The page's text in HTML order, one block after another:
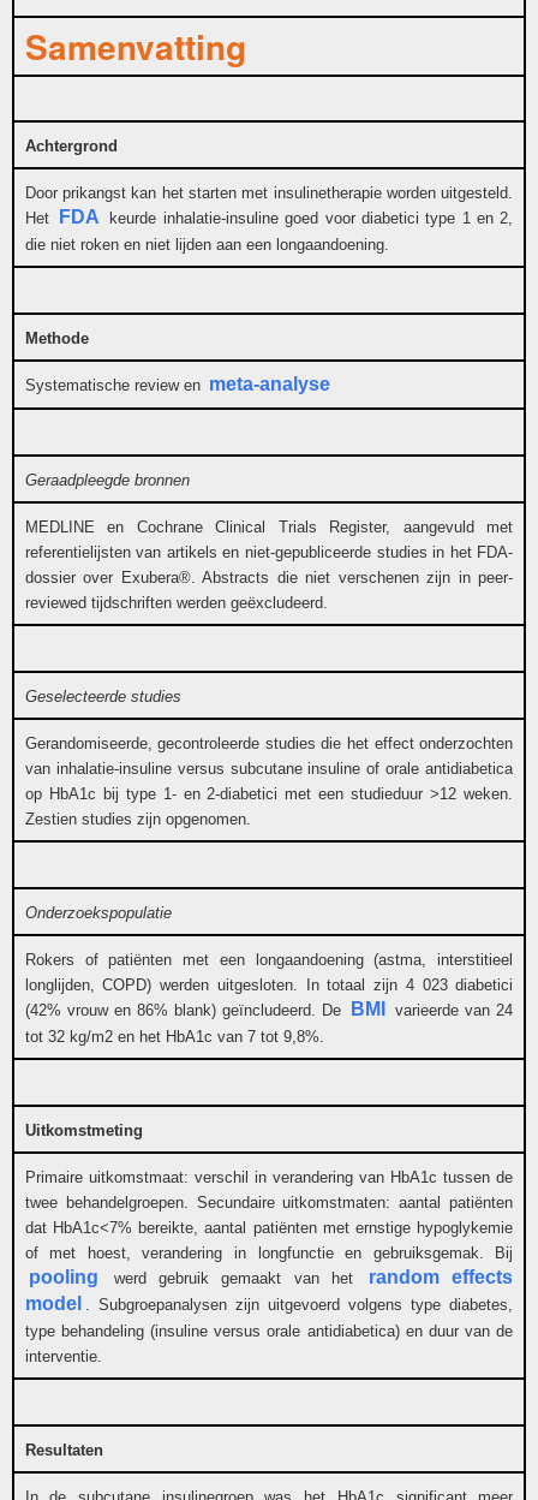
Samenvatting
Achtergrond
Door prikangst kan het starten met insulinetherapie worden uitgesteld.
Het
FDA
keurde inhalatie-insuline goed voor diabetici type 1 en 2,
die niet roken en niet lijden aan een longaandoening.
Methode
Systematische review en meta-analyse
Geraadpleegde bronnen
MEDLINE en Cochrane Clinical Trials Register, aangevuld met
referentielijsten van artikels en niet-gepubliceerde studies in het FDA-
dossier over Exubera®. Abstracts die niet verschenen zijn in peer-
reviewed tijdschriften werden geëxcludeerd.
Geselecteerde studies
Gerandomiseerde, gecontroleerde studies die het effect onderzochten
van inhalatie-insuline versus subcutane insuline of orale antidiabetica
op HbA1c bij type 1- en 2-diabetici met een studieduur >12 weken.
Zestien studies zijn opgenomen.
Onderzoekspopulatie
Rokers of patiënten met een longaandoening (astma, interstitieel
longlijden, COPD) werden uitgesloten. In totaal zijn 4 023 diabetici
(42% vrouw en 86% blank) geïncludeerd. De
BMI
varieerde van 24
tot 32 kg/m2 en het HbA1c van 7 tot 9,8%.
Uitkomstmeting
Primaire uitkomstmaat: verschil in verandering van HbA1c tussen de
twee behandelgroepen. Secundaire uitkomstmaten: aantal patiënten
dat HbA1c<7% bereikte, aantal patiënten met ernstige hypoglykemie
of met hoest, verandering in longfunctie en gebruiksgemak. Bij
pooling werd gebruik gemaakt van het
random effects
model . Subgroepanalysen zijn uitgevoerd volgens type diabetes,
type behandeling (insuline versus orale antidiabetica) en duur van de
interventie.
Resultaten